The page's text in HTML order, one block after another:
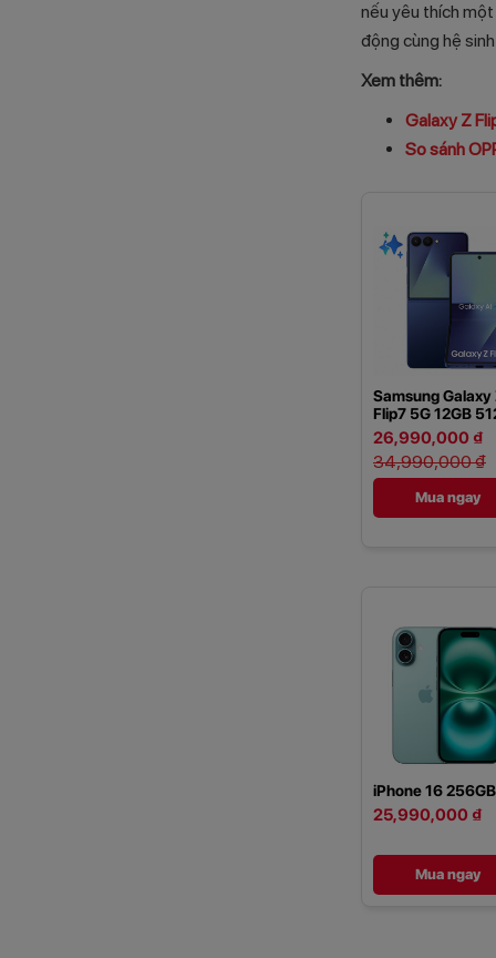
nếu yêu thích
động cùng hệ
Xem thêm:
Galaxy Z
So sánh
Samsung Galaxy
Flip7 5G 12GB
26,990,000 ₫
34,990,000 ₫
Mua ngay
iPhone 16 256GB
25,990,000 ₫
Mua ngay